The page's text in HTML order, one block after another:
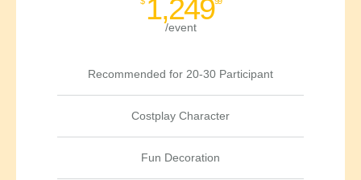
1,249
/event
Recommended for 20-30 Participant
Costplay Character
Fun Decoration